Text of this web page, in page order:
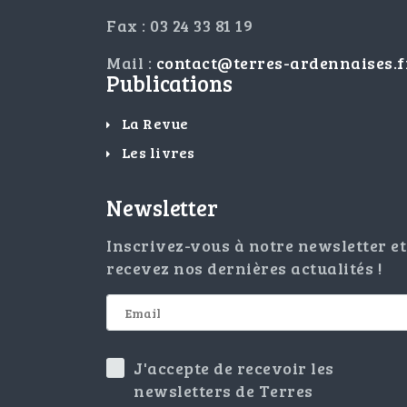
Fax : 03 24 33 81 19
Mail : contact@terres-
Publications
La Revue
Les livres
Newsletter
Inscrivez-vous à notre newsletter et
recevez nos dernières actualités !
J'accepte de recevoir les
newsletters de Terres